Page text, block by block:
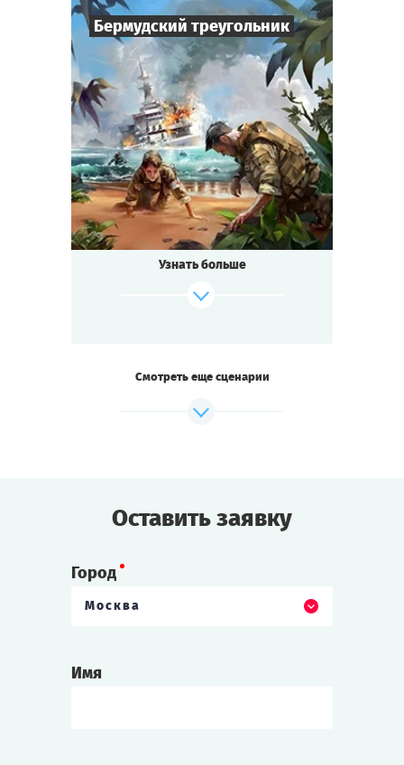
Cыграть Смотреть сценарий
Бермудский треугольник
Игроков 50
Время игры 1,5-2 ч.
Тематика Фантастика
Тип квеста Квестория
Смотреть сценарий
Узнать больше
Смотреть еще сценарии
Оставить заявку
Город
Москва
Имя